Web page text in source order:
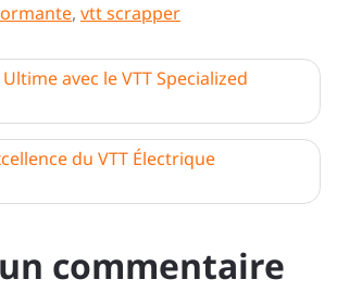
, vtt scrapper
avec le VTT Specialized
du VTT Électrique
commentaire